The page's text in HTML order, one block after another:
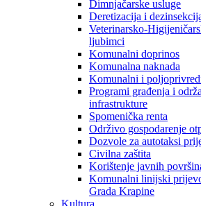
Dimnjačarske usluge
Deretizacija i
Veterinarsko-
ljubimci
Komunalni doprinos
Komunalna naknada
Komunalni i
Programi građenja i
infrastrukture
Spomenička renta
Održivo gospodarenje
Dozvole za autotaksi
Civilna zaštita
Korištenje javnih
Komunalni linijski
Grada Krapine
Kultura